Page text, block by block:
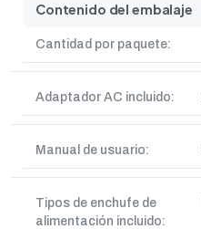
Contenido del embalaje
Cantidad por paquete:
Adaptador AC incluido:
Manual de usuario:
Tipos de enchufe de
alimentación incluido: